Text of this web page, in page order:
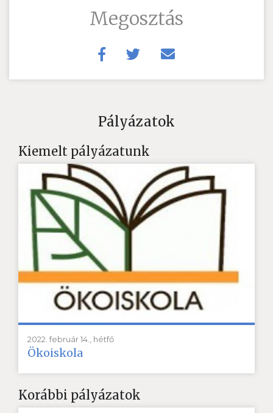
Megosztás
Pályázatok
Korábbi pályázatok
Kiemelt pályázatunk
2022. február 14., hétfő
Ökoiskola